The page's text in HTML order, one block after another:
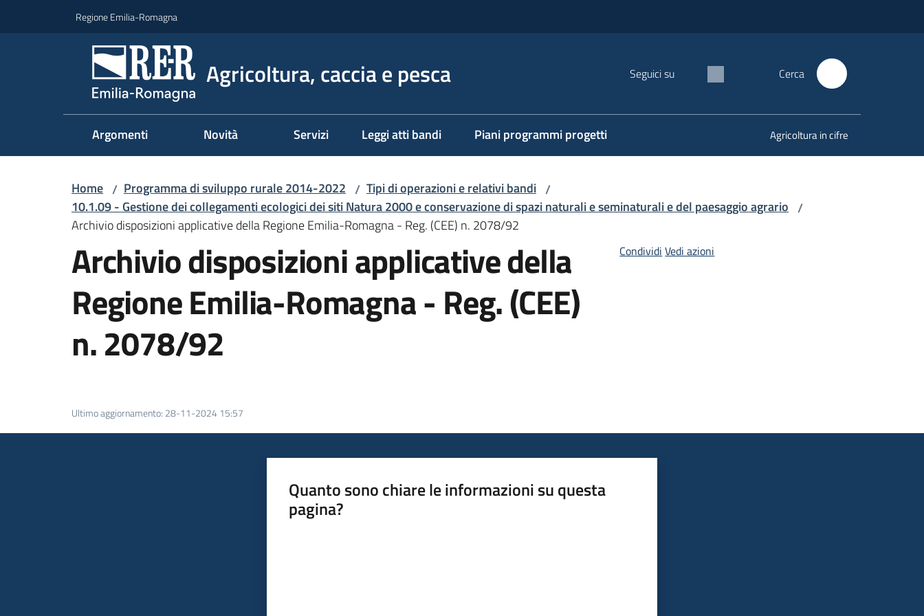
Regione Emilia-Romagna
Agricoltura, caccia e pesca Seguici su Cerca
Argomenti Novità Servizi Leggi atti bandi Piani programmi progetti Agricoltura in cifre
Home / Programma di sviluppo rurale 2014-2022 / Tipi di operazioni e relativi bandi /
10.1.09 - Gestione dei collegamenti ecologici dei siti Natura 2000 e conservazione di spazi naturali e seminaturali e del paesaggio agrario /
Archivio disposizioni applicative della Regione Emilia-Romagna - Reg. (CEE) n. 2078/92
Archivio disposizioni applicative della
Regione Emilia-Romagna - Reg. (CEE)
n. 2078/92
Condividi Vedi azioni
Ultimo aggiornamento: 28-11-2024 15:57
Quanto sono chiare le informazioni su questa
pagina?